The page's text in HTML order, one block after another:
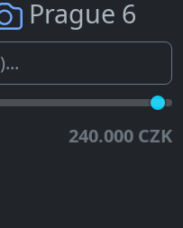
Prague 6
240.000 CZK